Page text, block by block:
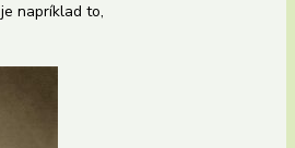
napríklad to,